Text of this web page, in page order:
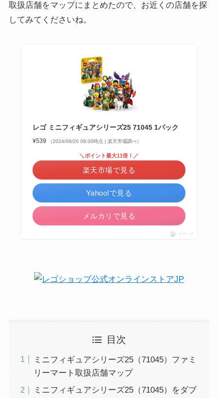
取扱店舗をマップにまとめたので、お近くの店舗を探
してみてくださいね。
レゴ ミニフィギュアシリーズ25 71045 1パック
¥539 （2024/08/20 08:00時点 | 楽天市場調べ）
＼ポイント最大11倍！／
楽天市場で見る
Yahoo!で見る
メルカリで見る
ポチップ
目次
ミニフィギュアシリーズ25（71045）ファミ
リーマート取扱店舗マップ
ミニフィギュアシリーズ25（71045）をダブ